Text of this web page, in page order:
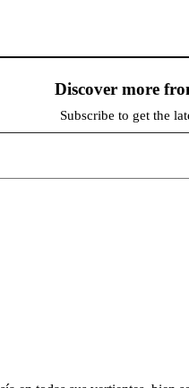
Discover more
Subscribe to get the